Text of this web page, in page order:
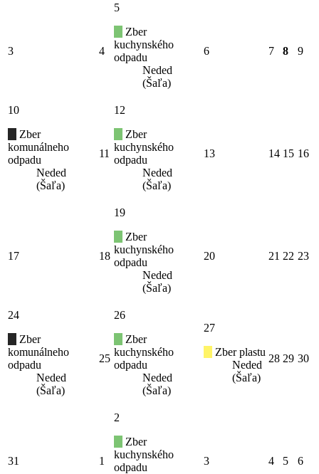
3 4
5
Zber
kuchynského
odpadu
Neded
(Šaľa)
6 7 8 9
10
Zber
komunálneho
odpadu
Neded
(Šaľa)
11
12
Zber
kuchynského
odpadu
Neded
(Šaľa)
13 14 15 16
17 18
19
Zber
kuchynského
odpadu
Neded
(Šaľa)
20 21 22 23
24
Zber
komunálneho
odpadu
Neded
(Šaľa)
25
26
Zber
kuchynského
odpadu
Neded
(Šaľa)
27
Zber plastu
Neded
(Šaľa)
28 29 30
31 1
2
Zber
kuchynského
odpadu
3 4 5 6